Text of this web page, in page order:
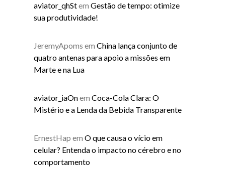
aviator_qhStem Gestão de tempo: otimize
sua produtividade!
JeremyApoms em China lança conjunto de
quatro antenas para apoio a missões em
Marte e na Lua
aviator_iaOnem Coca-Cola Clara: O
Mistério e a Lenda da Bebida Transparente
ErnestHap em O que causa o vício em
celular? Entenda o impacto no cérebro e no
comportamento